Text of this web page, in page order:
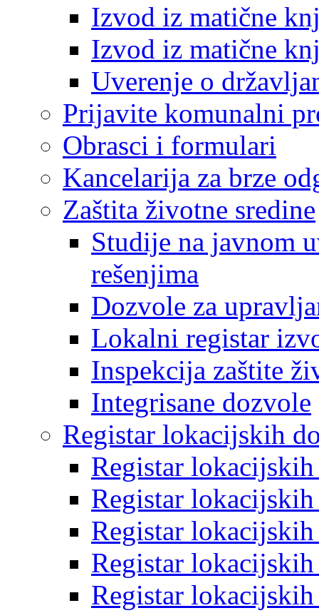
Izvod iz matične
Izvod iz matične
Uverenje o
Prijavite komunalni
Obrasci i formulari
Kancelarija za brze
Zaštita životne sredine
Studije na javnom
rešenjima
Dozvole za
Lokalni registar
Inspekcija zaštite
Integrisane dozvole
Registar lokacijskih
Registar
Registar
Registar
Registar
Registar